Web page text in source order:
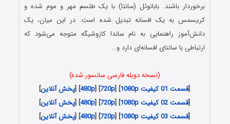
برخوردار باشند. بابانوئل (سانتا) با یک طلسم مهر و موم شده و
کریسمس به یک افسانه تبدیل شده است. در این میان، یک
دانش‌آموز راهنمایی به نام ساندا کازو‌شیگه متوجه می‌شود که
ارتباطی با سانتا‌ی افسانه‌ای دارد و…
(نسخه دوبله فارسی سانسور شده)
[قسمت 01 کیفیت 1080p ] [
720p
] [
480p
] [پخش آنلاین]
[قسمت 02 کیفیت 1080p ] [
720p
] [
480p
] [پخش آنلاین]
[قسمت 03 کیفیت 1080p ] [
720p
] [
480p
] [پخش آنلاین]